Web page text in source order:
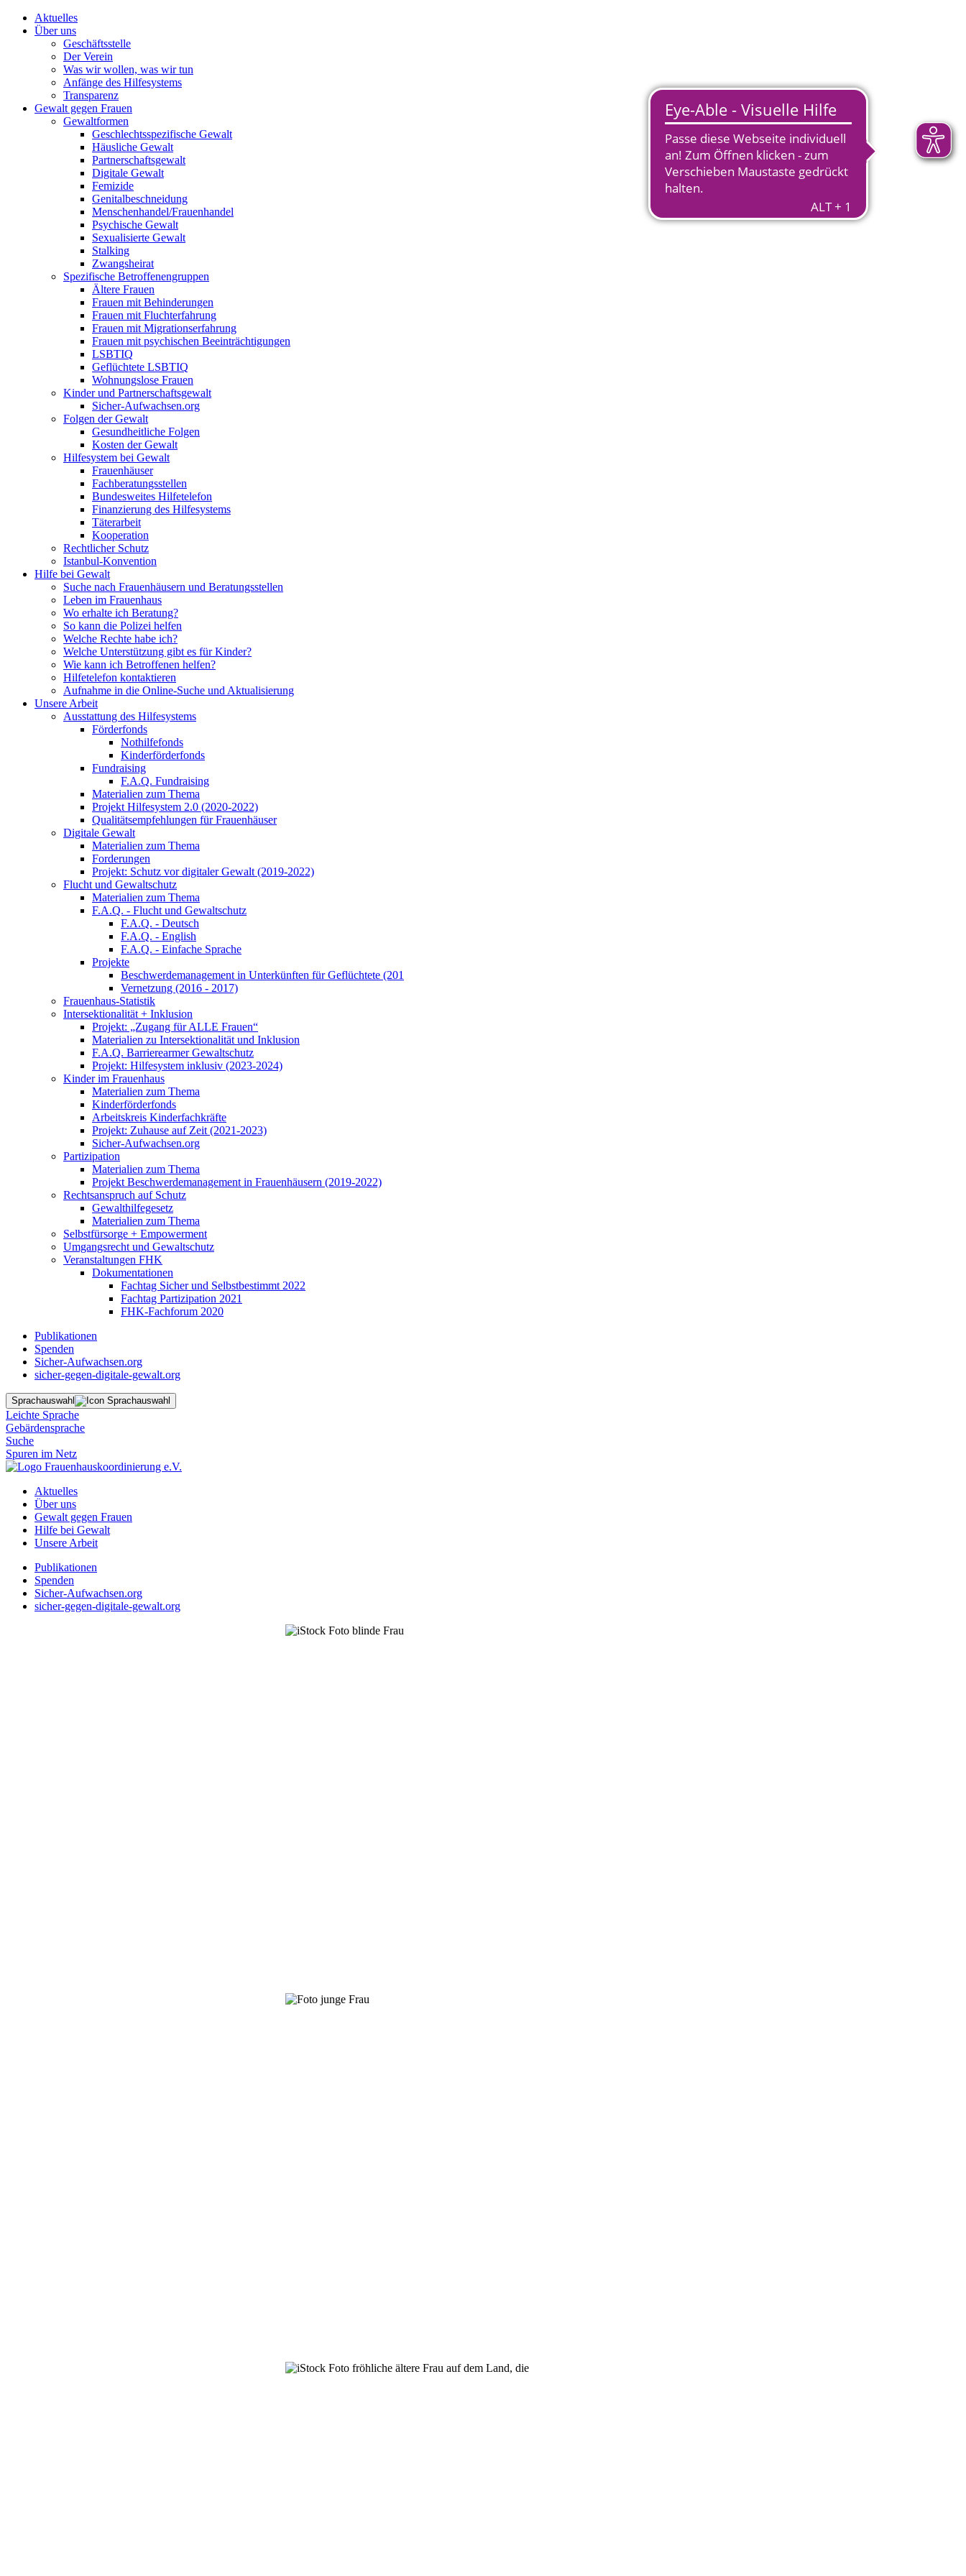
Aktuelles
Über uns
Geschäftsstelle
Der Verein
Was wir wollen, was wir tun
Anfänge des Hilfesystems
Transparenz
Gewalt gegen Frauen
Gewaltformen
Geschlechtsspezifische Gewalt
Häusliche Gewalt
Partnerschaftsgewalt
Digitale Gewalt
Femizide
Genitalbeschneidung
Menschenhandel/Frauenhandel
Psychische Gewalt
Sexualisierte Gewalt
Stalking
Zwangsheirat
Spezifische Betroffenengruppen
Ältere Frauen
Frauen mit Behinderungen
Frauen mit Fluchterfahrung
Frauen mit Migrationserfahrung
Frauen mit psychischen Beeinträchtigungen
LSBTIQ
Geflüchtete LSBTIQ
Wohnungslose Frauen
Kinder und Partnerschaftsgewalt
Sicher-Aufwachsen.org
Folgen der Gewalt
Gesundheitliche Folgen
Kosten der Gewalt
Hilfesystem bei Gewalt
Frauenhäuser
Fachberatungsstellen
Bundesweites Hilfetelefon
Finanzierung des Hilfesystems
Täterarbeit
Kooperation
Rechtlicher Schutz
Istanbul-Konvention
Hilfe bei Gewalt
Suche nach Frauenhäusern und Beratungsstellen
Leben im Frauenhaus
Wo erhalte ich Beratung?
So kann die Polizei helfen
Welche Rechte habe ich?
Welche Unterstützung gibt es für Kinder?
Wie kann ich Betroffenen helfen?
Hilfetelefon kontaktieren
Aufnahme in die Online-Suche und Aktualisierung
Unsere Arbeit
Ausstattung des Hilfesystems
Förderfonds
Nothilfefonds
Kinderförderfonds
Fundraising
F.A.Q. Fundraising
Materialien zum Thema
Projekt Hilfesystem 2.0 (2020-2022)
Qualitätsempfehlungen für Frauenhäuser
Digitale Gewalt
Materialien zum Thema
Forderungen
Projekt: Schutz vor digitaler Gewalt (2019-2022)
Flucht und Gewaltschutz
Materialien zum Thema
F.A.Q. - Flucht und Gewaltschutz
F.A.Q. - Deutsch
F.A.Q. - English
F.A.Q. - Einfache Sprache
Projekte
Beschwerdemanagement in Unterkünften für Geflüchtete (201
Vernetzung (2016 - 2017)
Frauenhaus-Statistik
Intersektionalität + Inklusion
Projekt: „Zugang für ALLE Frauen“
Materialien zu Intersektionalität und Inklusion
F.A.Q. Barrierearmer Gewaltschutz
Projekt: Hilfesystem inklusiv (2023-2024)
Kinder im Frauenhaus
Materialien zum Thema
Kinderförderfonds
Arbeitskreis Kinderfachkräfte
Projekt: Zuhause auf Zeit (2021-2023)
Sicher-Aufwachsen.org
Partizipation
Materialien zum Thema
Projekt Beschwerdemanagement in Frauenhäusern (2019-2022)
Rechtsanspruch auf Schutz
Gewalthilfegesetz
Materialien zum Thema
Selbstfürsorge + Empowerment
Umgangsrecht und Gewaltschutz
Veranstaltungen FHK
Dokumentationen
Fachtag Sicher und Selbstbestimmt 2022
Fachtag Partizipation 2021
FHK-Fachforum 2020
Publikationen
Spenden
Sicher-Aufwachsen.org
sicher-gegen-digitale-gewalt.org
Sprachauswahl
Leichte Sprache
Gebärdensprache
Suche
Spuren im Netz
Aktuelles
Über uns
Gewalt gegen Frauen
Hilfe bei Gewalt
Unsere Arbeit
Publikationen
Spenden
Sicher-Aufwachsen.org
sicher-gegen-digitale-gewalt.org